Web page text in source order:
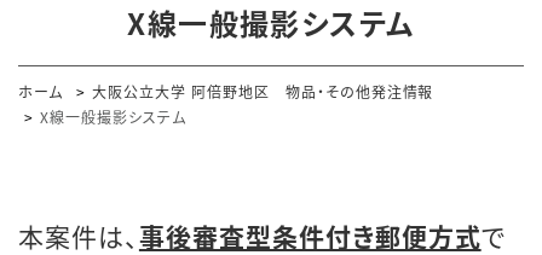
X線一般撮影システム
ホーム
大阪公立大学 阿倍野地区 物品・その他発注情報
X線一般撮影システム
本案件は、 事後審査型条件付き郵便方式で